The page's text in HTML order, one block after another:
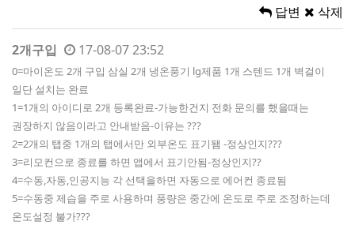
답변 삭제
2개구입 17-08-07 23:52
0=마이온도 2개 구입 삼실 2개 냉온풍기 lg제품 1개 스텐드 1개 벽걸이
일단 설치는 완료
1=1개의 아이디로 2개 등록완료-가능한건지 전화 문의를 했을때는
권장하지 않음이라고 안내받음-이유는 ???
2=2개의 탭중 1개의 탭에서만 외부온도 표기됌 -정상인지???
3=리모컨으로 종료를 하면 앱에서 표기안됨-정상인지??
4=수동,자동,인공지능 각 선택을하면 자동으로 에어컨 종료됨
5=수동중 제습을 주로 사용하며 풍량은 중간에 온도로 주로 조정하는데
온도설정 불가???